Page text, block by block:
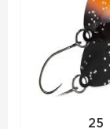
25